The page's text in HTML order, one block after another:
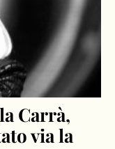
Carrà,
via la